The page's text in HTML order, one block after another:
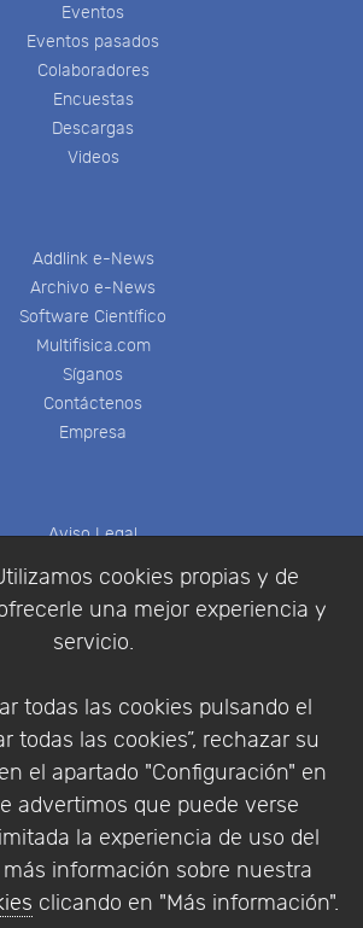
cookies propias y de
una mejor experiencia y
servicio.
todas las cookies pulsando el
todas las cookies”, rechazar su
el apartado "Configuración" en
advertimos que puede verse
la experiencia de uso del
información sobre nuestra
clicando en "Más información".
Eventos
Eventos pasados
Colaboradores
Encuestas
Descargas
Videos
Addlink e-News
Archivo e-News
Software Científico
Multifisica.com
Síganos
Contáctenos
Empresa
Aviso Legal
Condiciones de compra
Identificarse
Legal| Política de Privacidad |
Política de Cookies
1994 - 2026. Addlink Software
Científico, S.L.